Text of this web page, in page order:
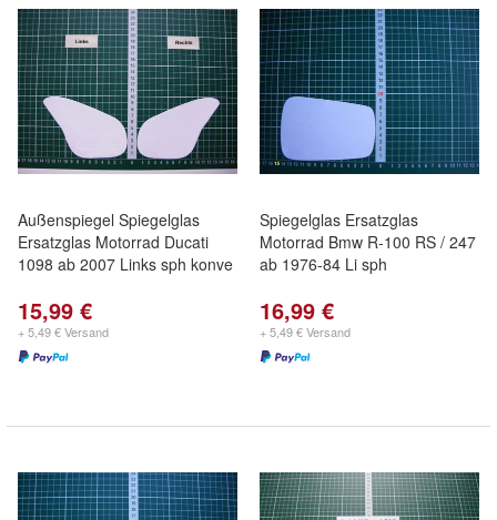
Außenspiegel Spiegelglas
Ersatzglas Motorrad Ducati
1098 ab 2007 Links sph konve
15,99 €
+ 5,49 € Versand
Spiegelglas Ersatzglas
Motorrad Bmw R-100 RS / 247
ab 1976-84 Li sph
16,99 €
+ 5,49 € Versand